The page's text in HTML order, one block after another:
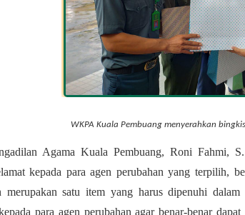
WKPA Kuala Pembuang menyerahkan
Agama Kuala Pembuang, Roni Fahmi,
kepada para agen perubahan yang terpilih,
merupakan satu item yang harus dipenuhi
para agen perubahan agar benar-benar